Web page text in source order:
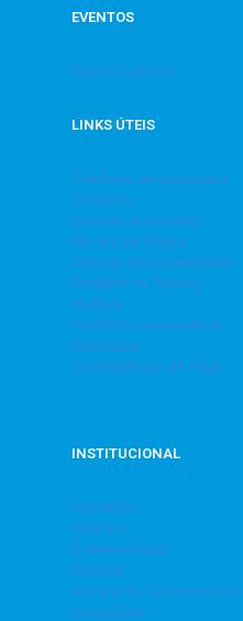
EVENTOS
Social | Cultural
LINKS ÚTEIS
Admissão de associados
Contatos
Emissão de convites
Horário de ônibus
Inclusão de Dependentes
Modelos de Termos
Notícias
Portal da transparência
Quiosques
Transferências de Título
INSTITUCIONAL
Conselhos
Diretoria
Estatuto Social
História
Horário de Funcionamento
Instalações